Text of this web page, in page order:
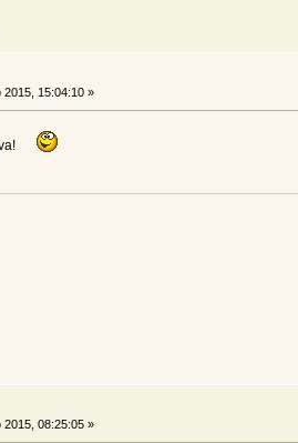
2015, 15:04:10 »
2015, 08:25:05 »